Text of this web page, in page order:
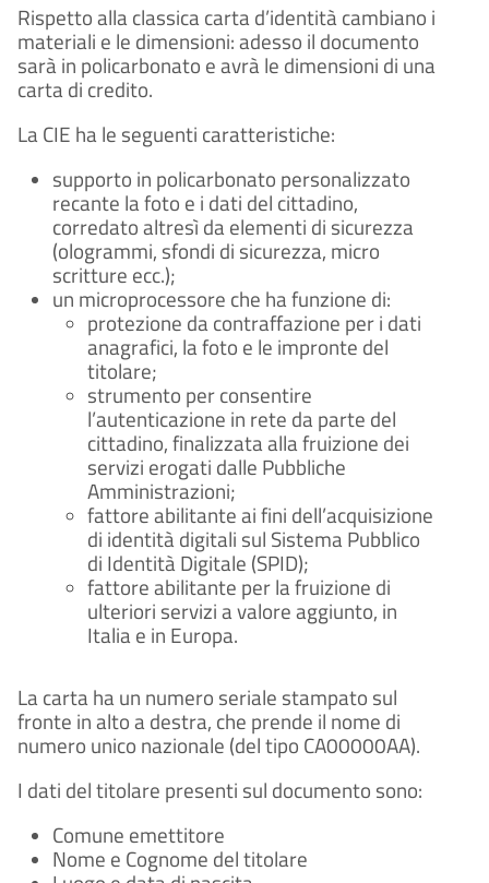
Rispetto alla classica carta d’identità cambiano i
materiali e le dimensioni: adesso il documento
sarà in policarbonato e avrà le dimensioni di una
carta di credito.
La CIE ha le seguenti caratteristiche:
supporto in policarbonato personalizzato
recante la foto e i dati del cittadino,
corredato altresì da elementi di sicurezza
(ologrammi, sfondi di sicurezza, micro
scritture ecc.);
un microprocessore che ha funzione di:
protezione da contraffazione per i dati
anagrafici, la foto e le impronte del
titolare;
strumento per consentire
l’autenticazione in rete da parte del
cittadino, finalizzata alla fruizione dei
servizi erogati dalle Pubbliche
Amministrazioni;
fattore abilitante ai fini dell’acquisizione
di identità digitali sul Sistema Pubblico
di Identità Digitale (SPID);
fattore abilitante per la fruizione di
ulteriori servizi a valore aggiunto, in
Italia e in Europa.
La carta ha un numero seriale stampato sul
fronte in alto a destra, che prende il nome di
numero unico nazionale (del tipo CA00000AA).
I dati del titolare presenti sul documento sono:
Comune emettitore
Nome e Cognome del titolare